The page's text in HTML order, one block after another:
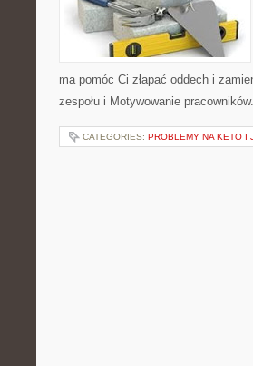
ma pomóc Ci złapać oddech i
zespołu i Motywowanie
CATEGORIES: PROBLEMY NA KETO I